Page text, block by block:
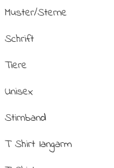
Muster/Sterne
Schrift
Tiere
Unisex
Stirnband
T Shirt langarm